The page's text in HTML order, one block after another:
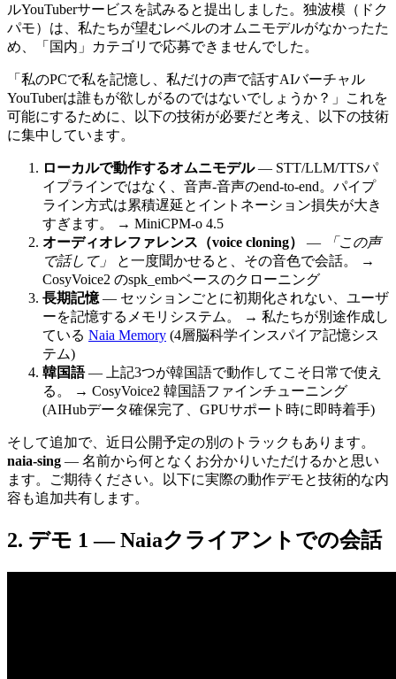
ルYouTuberサービスを試みると提出しました。独波模（ドク
パモ）は、私たちが望むレベルのオムニモデルがなかったた
め、「国内」カテゴリで応募できませんでした。
「私のPCで私を記憶し、私だけの声で話すAIバーチャル
YouTuberは誰もが欲しがるのではないでしょうか？」これを
可能にするために、以下の技術が必要だと考え、以下の技術
に集中しています。
ローカルで動作するオムニモデル— STT/LLM/TTSパ
イプラインではなく、音声-音声のend-to-end。パイプ
ライン方式は累積遅延とイントネーション損失が大き
すぎます。 → MiniCPM-o 4.5
オーディオレファレンス（voice cloning）
—
「この声
で話して」
と一度聞かせると、その音色で会話。 →
CosyVoice2 のspk_embベースのクローニング
長期記憶— セッションごとに初期化されない、ユーザ
ーを記憶するメモリシステム。 → 私たちが別途作成し
ている Naia Memory (4層脳科学インスパイア記憶シス
テム)
韓国語— 上記3つが韓国語で動作してこそ日常で使え
る。 → CosyVoice2 韓国語ファインチューニング
(AIHubデータ確保完了、GPUサポート時に即時着手)
そして追加で、近日公開予定の別のトラックもあります。
naia-sing — 名前から何となくお分かりいただけるかと思い
ます。ご期待ください。以下に実際の動作デモと技術的な内
容も追加共有します。
デモ 1 — Naiaクライアントでの会話